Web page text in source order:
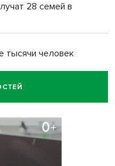
28 семей в
тысячи человек
телефонных
за кражу с